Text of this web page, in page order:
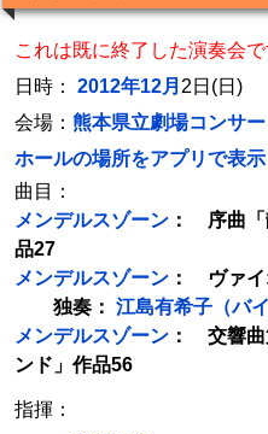
これは既に終了した演奏会で
日時： 2012年12月 2日(日)
会場： 熊本県立劇場コンサ
ホールの場所をアプリで表示
曲目：
メンデルスゾーン ： 序曲「
品27
メンデルスゾーン ： ヴァイ
独奏： 江島有希子（バ
メンデルスゾーン ： 交響曲
ンド」作品56
指揮：